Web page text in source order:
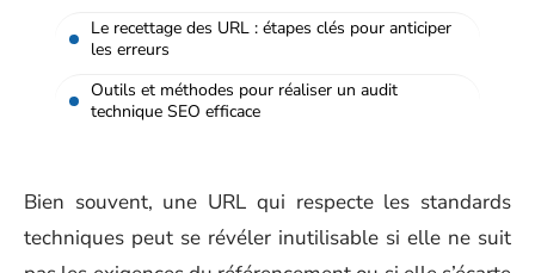
Le recettage des URL : étapes clés pour anticiper
les erreurs
Outils et méthodes pour réaliser un audit
technique SEO efficace
Bien souvent, une URL qui respecte les standards
techniques peut se révéler inutilisable si elle ne suit